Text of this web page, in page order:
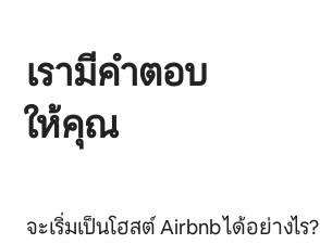
เรามีคำตอบ
ให้คุณ
จะเริ่มเป็นโฮสต์ Airbnb ได้อย่างไร?